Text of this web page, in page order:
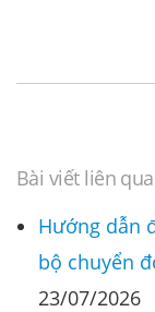
Bài viết liên
Hướng dẫn
bộ chuyển
23/07/2026